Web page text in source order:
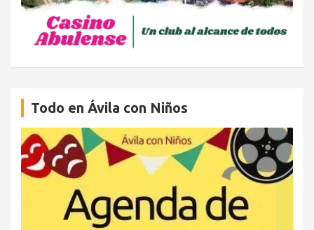
Todo en Ávila con Niños